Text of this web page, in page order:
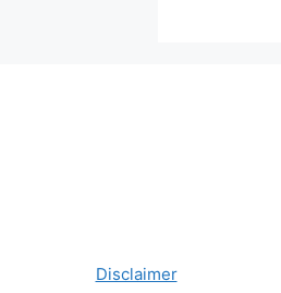
Disclaimer